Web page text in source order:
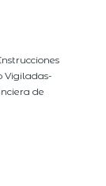
Vigiladas-
de